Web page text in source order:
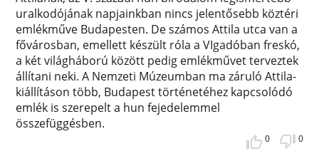
uralkodójának napjainkban nincs jelentősebb köztéri
emlékműve Budapesten. De számos Attila utca van a
fővárosban, emellett készült róla a VIgadóban freskó,
a két világháború között pedig emlékművet terveztek
állítani neki. A Nemzeti Múzeumban ma záruló Attila-
kiállításon több, Budapest történetéhez kapcsolódó
emlék is szerepelt a hun fejedelemmel
összefüggésben.
0 0